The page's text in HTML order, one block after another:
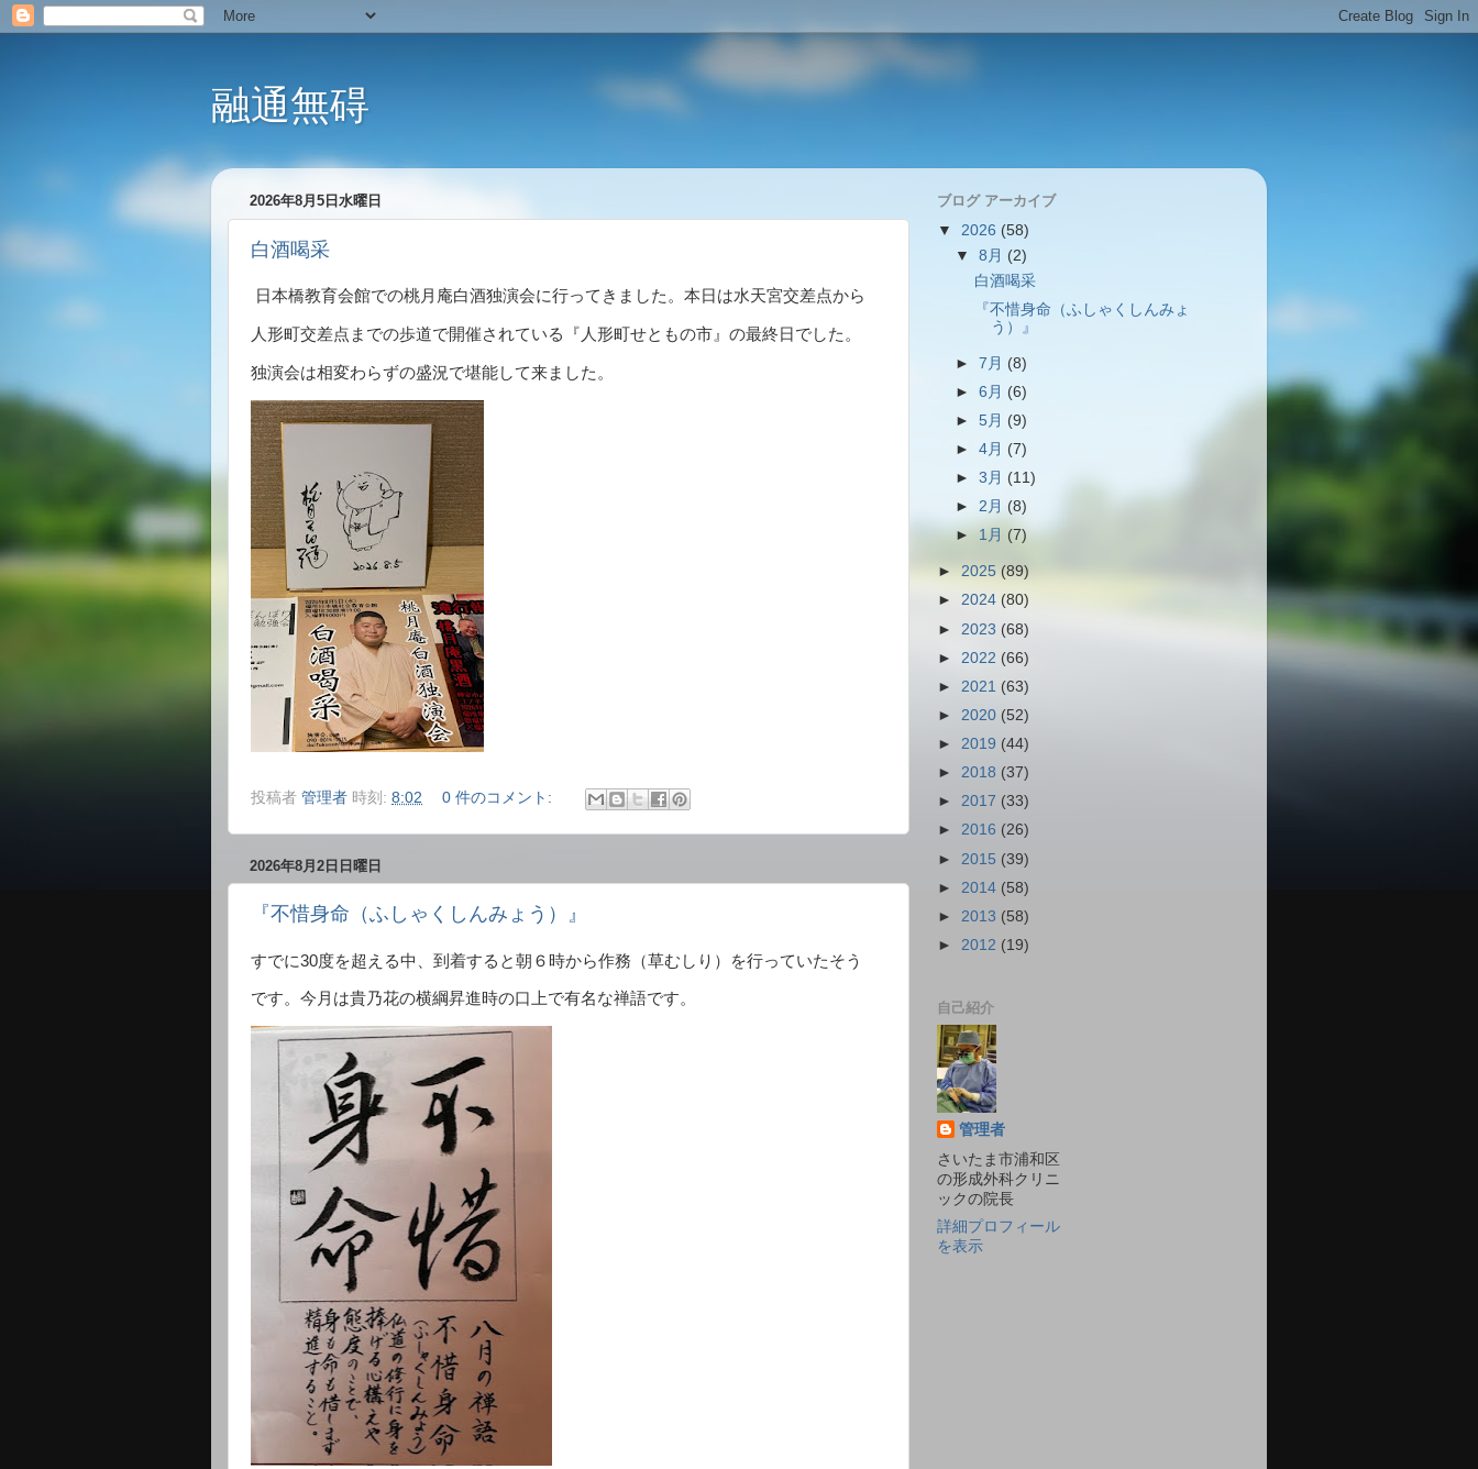
融通無碍
2026年8月5日水曜日
白酒喝采
日本橋教育会館での桃月庵白酒独演会に行ってきました。本日は水天宮交差点から
人形町交差点までの歩道で開催されている『人形町せともの市』の最終日でした。
独演会は相変わらずの盛況で堪能して来ました。
投稿者 管理者 時刻: 8:02 0 件のコメント:
2026年8月2日日曜日
『不惜身命（ふしゃくしんみょう）』
すでに30度を超える中、到着すると朝６時から作務（草むしり）を行っていたそう
です。今月は貴乃花の横綱昇進時の口上で有名な禅語です。
ブログ アーカイブ
▼ 2026 (58)
▼8月 (2)
白酒喝采
『不惜身命（ふしゃくしんみょ
う）』
►7月 (8)
►6月 (6)
►5月 (9)
►4月 (7)
►3月 (11)
►2月(8)
► 1月 (7)
► 2025 (89)
► 2024 (80)
► 2023 (68)
► 2022 (66)
► 2021 (63)
► 2020 (52)
► 2019 (44)
► 2018 (37)
► 2017 (33)
► 2016 (26)
► 2015 (39)
► 2014 (58)
► 2013 (58)
► 2012 (19)
自己紹介
管理者
さいたま市浦和区
の形成外科クリニ
ックの院長
詳細プロフィール
を表示